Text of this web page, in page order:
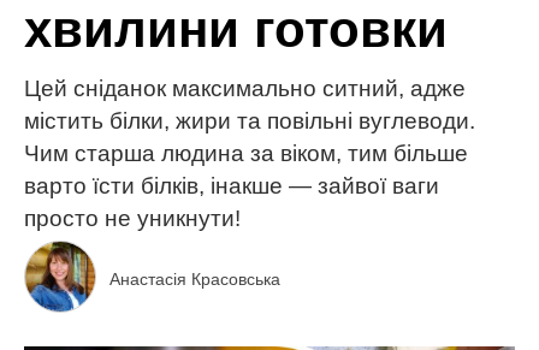
хвилини готовки
Цей сніданок максимально ситний, адже
містить білки, жири та повільні вуглеводи.
Чим старша людина за віком, тим більше
варто їсти білків, інакше — зайвої ваги
просто не уникнути!
Анастасія Красовська